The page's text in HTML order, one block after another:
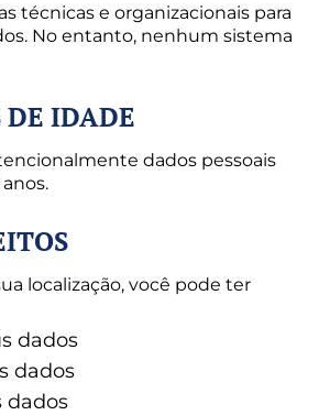
técnicas e organizacionais para
No entanto, nenhum sistema
DE IDADE
dados pessoais
localização, você pode ter
dados
dados
dados